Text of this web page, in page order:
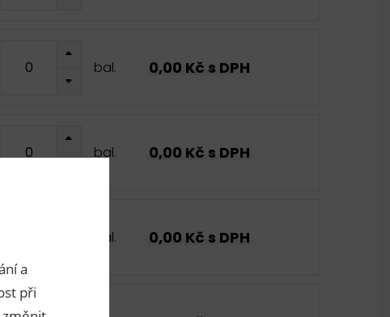
bal. 0,00 Kč s DPH
bal. 0,00 Kč s DPH
bal. 0,00 Kč s DPH
a
při